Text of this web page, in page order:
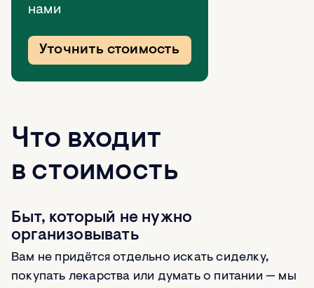
нами
Уточнить стоимость
Что входит
в стоимость
Быт, который не нужно
организовывать
Вам не придётся отдельно искать сиделку,
покупать лекарства или думать о питании — мы